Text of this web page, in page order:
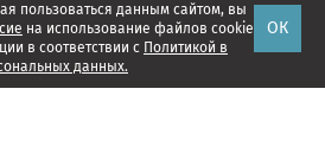
пользоваться данным сайтом, вы
на использование файлов cookie
в соответствии с Политикой в
данных.
ОК